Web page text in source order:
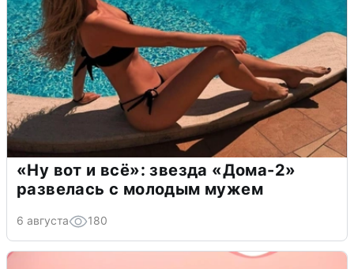
«Ну вот и всё»: звезда «Дома-2»
развелась с молодым мужем
6 августа 180